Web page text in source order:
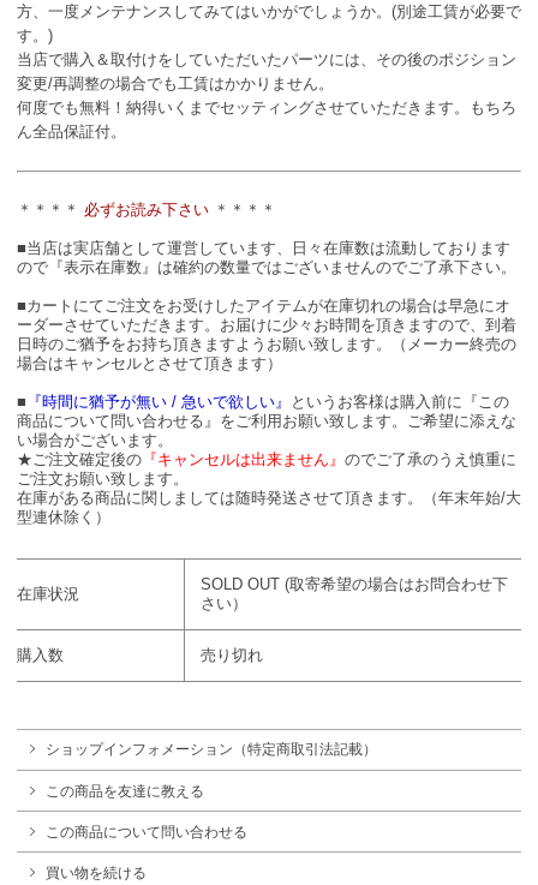
方、一度メンテナンスしてみてはいかがでしょうか。(別途工賃が必要で
す。)
当店で購入＆取付けをしていただいたパーツには、その後のポジション
変更/再調整の場合でも工賃はかかりません。
何度でも無料！納得いくまでセッティングさせていただきます。もちろ
ん全品保証付。
＊＊＊＊ 必ずお読み下さい ＊＊＊＊
■当店は実店舗として運営しています、日々在庫数は流動しております
ので『表示在庫数』は確約の数量ではございませんのでご了承下さい。
■カートにてご注文をお受けしたアイテムが在庫切れの場合は早急にオ
ーダーさせていただきます。お届けに少々お時間を頂きますので、到着
日時のご猶予をお持ち頂きますようお願い致します。（メーカー終売の
場合はキャンセルとさせて頂きます）
■ 『時間に猶予が無い / 急いで欲しい』
というお客様は購入前に『この
商品について問い合わせる』をご利用お願い致します。ご希望に添えな
い場合がございます。
★ご注文確定後の 『キャンセルは出来ません』 のでご了承のうえ慎重に
ご注文お願い致します。
在庫がある商品に関しましては随時発送させて頂きます。（年末年始/大
型連休除く）
在庫状況
SOLD OUT (取寄希望の場合はお問合わせ下
さい）
購入数 売り切れ
ショップインフォメーション（特定商取引法記載）
この商品を友達に教える
この商品について問い合わせる
買い物を続ける